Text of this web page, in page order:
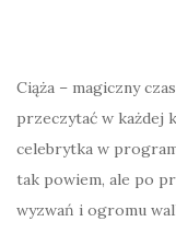
Ciąża – magiczny
przeczytać w każdej
celebrytka w
tak powiem, ale po
wyzwań i ogromu